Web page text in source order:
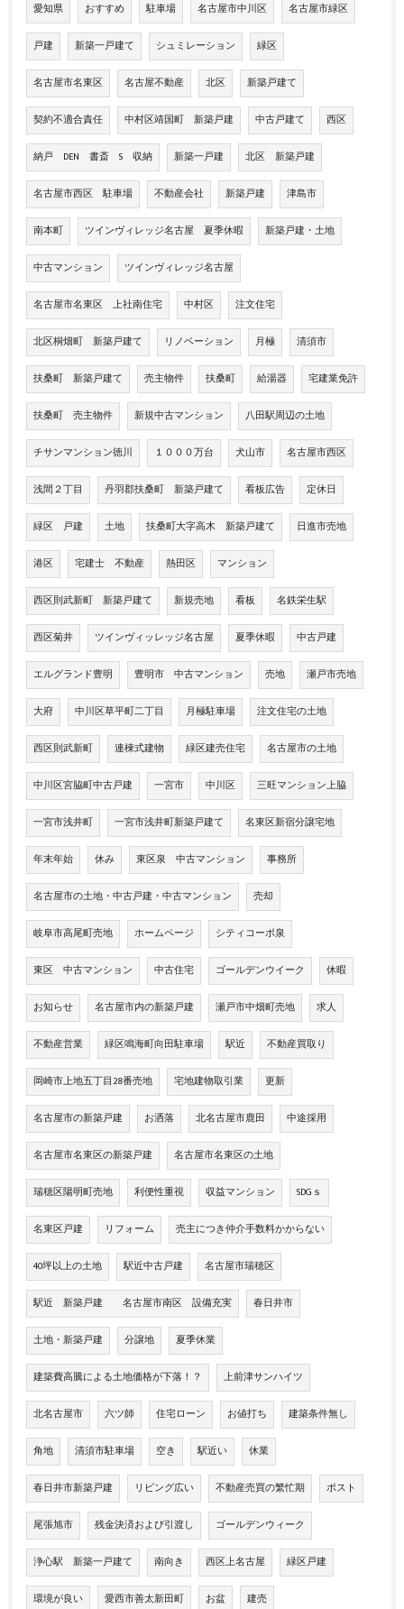
愛知県 おすすめ 駐車場 名古屋市中川区 名古屋市緑区
戸建 新築一戸建て シュミレーション 緑区
名古屋市名東区 名古屋不動産 北区 新築戸建て
契約不適合責任 中村区靖国町 新築戸建 中古戸建て 西区
納戸 DEN 書斎 S 収納 新築一戸建 北区 新築戸建
名古屋市西区 駐車場 不動産会社 新築戸建 津島市
南本町 ツインヴィレッジ名古屋 夏季休暇 新築戸建・土地
中古マンション ツインヴィレッジ名古屋
名古屋市名東区 上社南住宅 中村区 注文住宅
北区桐畑町 新築戸建て リノベーション 月極 清須市
扶桑町 新築戸建て 売主物件 扶桑町 給湯器 宅建業免許
扶桑町 売主物件 新規中古マンション 八田駅周辺の土地
チサンマンション徳川 １０００万台 犬山市 名古屋市西区
浅間２丁目 丹羽郡扶桑町 新築戸建て 看板広告 定休日
緑区 戸建 土地 扶桑町大字高木 新築戸建て 日進市売地
港区 宅建士 不動産 熱田区 マンション
西区則武新町 新築戸建て 新規売地 看板 名鉄栄生駅
西区菊井 ツインヴィッレッジ名古屋 夏季休暇 中古戸建
エルグランド豊明 豊明市 中古マンション 売地 瀬戸市売地
大府 中川区草平町二丁目 月極駐車場 注文住宅の土地
西区則武新町 連棟式建物 緑区建売住宅 名古屋市の土地
中川区宮脇町中古戸建 一宮市 中川区 三旺マンション上脇
一宮市浅井町 一宮市浅井町新築戸建て 名東区新宿分譲宅地
年末年始 休み 東区泉 中古マンション 事務所
名古屋市の土地・中古戸建・中古マンション 売却
岐阜市高尾町売地 ホームページ シティコーポ泉
東区 中古マンション 中古住宅 ゴールデンウイーク 休暇
お知らせ 名古屋市内の新築戸建 瀬戸市中畑町売地 求人
不動産営業 緑区鳴海町向田駐車場 駅近 不動産買取り
岡崎市上地五丁目28番売地 宅地建物取引業 更新
名古屋市の新築戸建 お洒落 北名古屋市鹿田 中途採用
名古屋市名東区の新築戸建 名古屋市名東区の土地
瑞穂区陽明町売地 利便性重視 収益マンション SDGｓ
名東区戸建 リフォーム 売主につき仲介手数料かからない
40坪以上の土地 駅近中古戸建 名古屋市瑞穂区
駅近 新築戸建 名古屋市南区 設備充実 春日井市
土地・新築戸建 分譲地 夏季休業
建築費高騰による土地価格が下落！？ 上前津サンハイツ
北名古屋市 六ツ師 住宅ローン お値打ち 建築条件無し
角地 清須市駐車場 空き 駅近い 休業
春日井市新築戸建 リビング広い 不動産売買の繁忙期 ポスト
尾張旭市 残金決済および引渡し ゴールデンウィーク
浄心駅 新築一戸建て 南向き 西区上名古屋 緑区戸建
環境が良い 愛西市善太新田町 お盆 建売